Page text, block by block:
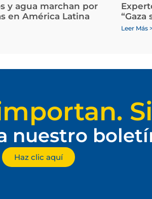
y agua marchan por
en América Latina
“Gaza
Leer Más
nuestro
Haz clic aquí